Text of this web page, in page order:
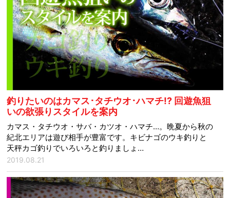
釣りたいのはカマス･タチウオ･ハマチ!? 回遊魚狙
いの欲張りスタイルを案内
カマス・タチウオ・サバ・カツオ・ハマチ…。晩夏から秋の
紀北エリアは遊び相手が豊富です。キビナゴのウキ釣りと
天秤カゴ釣りでいろいろと釣りましょ…
2019.08.21